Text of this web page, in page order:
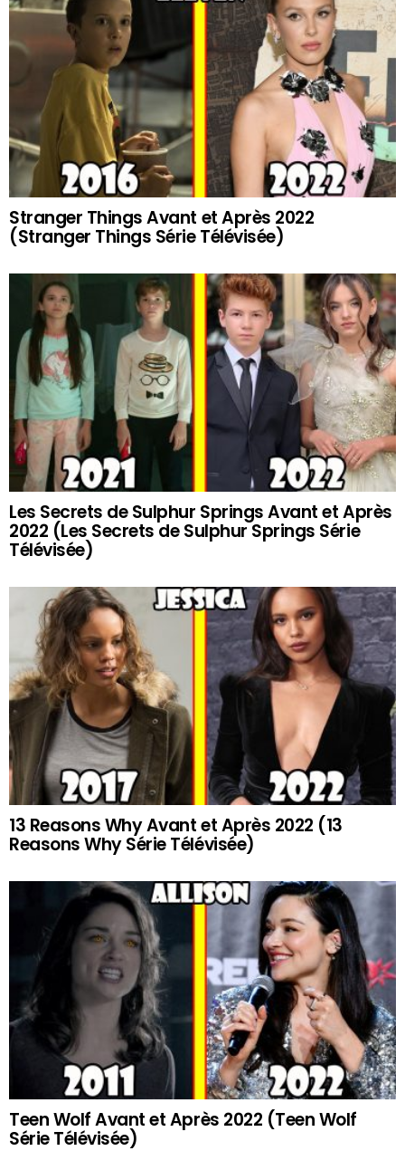
Stranger Things Avant et Après 2022
(Stranger Things Série Télévisée)
Les Secrets de Sulphur Springs Avant et Après
2022 (Les Secrets de Sulphur Springs Série
Télévisée)
13 Reasons Why Avant et Après 2022 (13
Reasons Why Série Télévisée)
Teen Wolf Avant et Après 2022 (Teen Wolf
Série Télévisée)